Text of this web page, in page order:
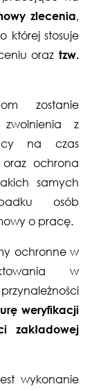
zlecenia,
której stosuje
oraz tzw.
zostanie
z
na czas
ochrona
samych
osób
o pracę.
ochronne w
w
weryfikacji
zakładowej
wykonanie